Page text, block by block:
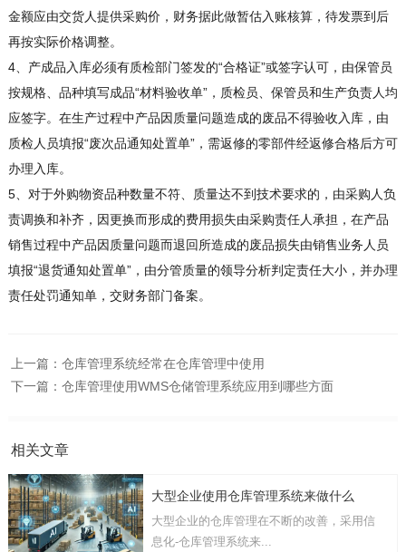
金额应由交货人提供采购价，财务据此做暂估入账核算，待发票到后
再按实际价格调整。
4、产成品入库必须有质检部门签发的“合格证”或签字认可，由保管员
按规格、品种填写成品“材料验收单”，质检员、保管员和生产负责人均
应签字。在生产过程中产品因质量问题造成的废品不得验收入库，由
质检人员填报“废次品通知处置单”，需返修的零部件经返修合格后方可
办理入库。
5、对于外购物资品种数量不符、质量达不到技术要求的，由采购人负
责调换和补齐，因更换而形成的费用损失由采购责任人承担，在产品
销售过程中产品因质量问题而退回所造成的废品损失由销售业务人员
填报“退货通知处置单”，由分管质量的领导分析判定责任大小，并办理
责任处罚通知单，交财务部门备案。
上一篇： 仓库管理系统经常在仓库管理中使用
下一篇： 仓库管理使用WMS仓储管理系统应用到哪些方面
相关文章
大型企业使用仓库管理系统来做什么
大型企业的仓库管理在不断的改善，采用信
息化-仓库管理系统来...